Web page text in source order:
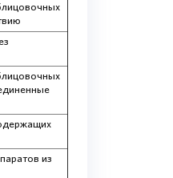
из